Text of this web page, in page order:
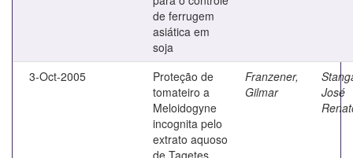
de ferrugem
asiática em
soja
3-Oct-2005
Proteção de
tomateiro a
Meloidogyne
incognita pelo
extrato aquoso
de Tagetes
Franzener,
Gilmar
José